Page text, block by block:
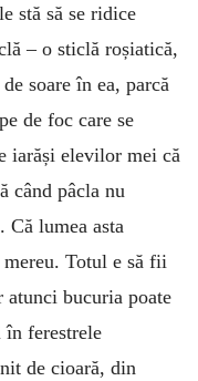
stă să se ridice
– o sticlă roșiatică,
soare în ea, parcă
de foc care se
iarăși elevilor mei că
când pâcla nu
Că lumea asta
mereu. Totul e să fii
bucuria poate
ferestrele
de cioară, din